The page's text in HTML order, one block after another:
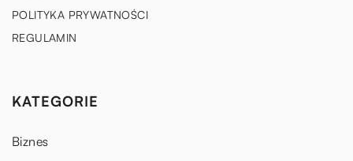
POLITYKA PRYWATNOŚCI
REGULAMIN
KATEGORIE
Biznes